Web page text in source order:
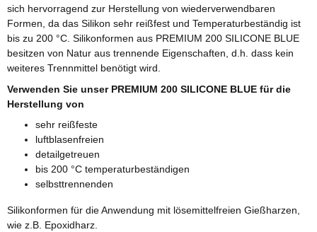
sich hervorragend zur Herstellung von wiederverwendbaren
Formen, da das Silikon sehr reißfest und Temperaturbeständig ist
bis zu 200 °C. Silikonformen aus PREMIUM 200 SILICONE BLUE
besitzen von Natur aus trennende Eigenschaften, d.h. dass kein
weiteres Trennmittel benötigt wird.
Verwenden Sie unser PREMIUM 200 SILICONE BLUE für die
Herstellung von
sehr reißfeste
luftblasenfreien
detailgetreuen
bis 200 °C temperaturbeständigen
selbsttrennenden
Silikonformen für die Anwendung mit lösemittelfreien Gießharzen,
wie z.B. Epoxidharz.